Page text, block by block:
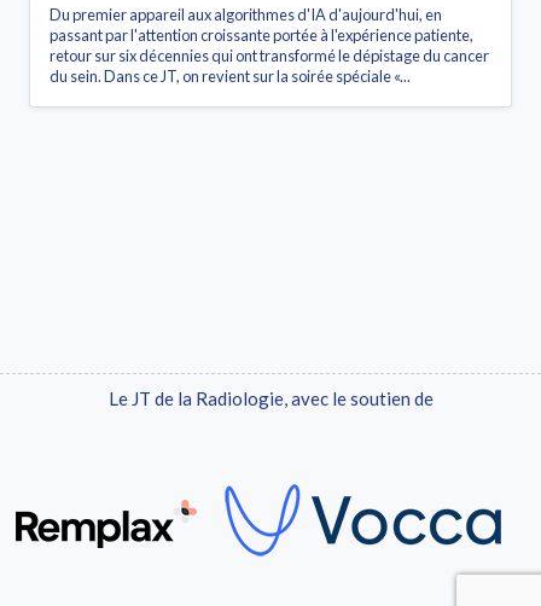
Du premier appareil aux algorithmes d'IA d'aujourd'hui, en
passant par l'attention croissante portée à l'expérience patiente,
retour sur six décennies qui ont transformé le dépistage du cancer
du sein. Dans ce JT, on revient sur la soirée spéciale «...
Le JT de la Radiologie, avec le soutien de